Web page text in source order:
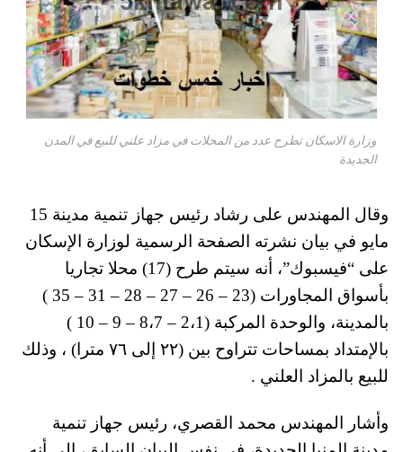
وزارة الاسكان تطرح عدد من المحلات في مزاد علني للبيع في المدن
الجديدة
وقال المهندس على رشاد رئيس جهاز تنمية مدينة 15
مايو في بيان نشرته الصفحة الرسمية لوزارة الإسكان
على “فيسبوك”، أنه سيتم طرح (17) محلا تجاريا
بأسواق المجاورات (23 – 26 – 27 – 28 – 31 – 35 )
بالمدينة، والوحدة المركبة (2،1 – 8،7 – 9 – 10 )
بالإمتداد بمساحات تتراوح بين (٢٢ إلى ٧٦ مترا) ، وذلك
للبيع بالمزاد العلني .
وأشار المهندس محمد القصري، رئيس جهاز تنمية